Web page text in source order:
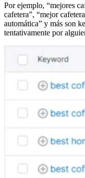
Por ejemplo, “mejores
cafetera”, “mejor
automática” y más son
tentativamente por